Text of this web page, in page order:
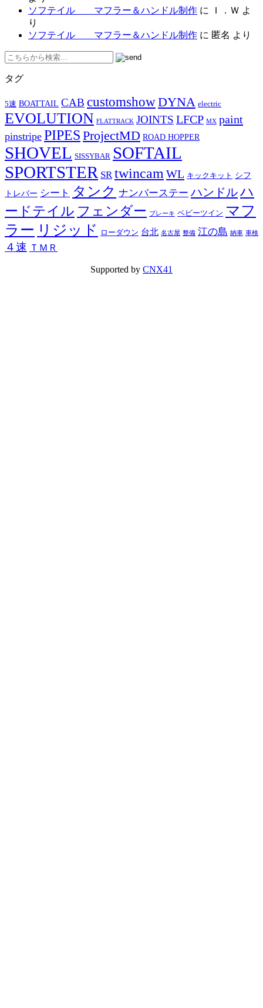
ソフテイル マフラー＆ハンドル制作 に Ｉ．Ｗ よ
り
ソフテイル マフラー＆ハンドル制作 に 匿名 より
タグ
5速 BOATTAIL CAB customshowDYNA electric
EVOLUTION FLATTRACK JOINTS LFCP MX paint
pinstripe PIPES ProjectMD ROAD HOPPER
SHOVEL SISSYBAR SOFTAIL
SPORTSTER SR twincam WL キックキット シフ
トレバー シート タンク ナンバーステー ハンドルハ
ードテイル フェンダー ブレーキ ベビーツイン マフ
ラー リジッド ローダウン 台北 名古屋 整備 江の島 納車 車検
４速 ＴＭＲ
Supported by CNX41